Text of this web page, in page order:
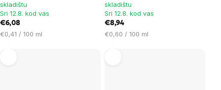
skladištu
Sri 12.8. kod vas
€6,08
Cijena
€0,41 / 100 ml
skladištu
Sri 12.8. kod vas
€8,94
Cijena
€0,60 / 100 ml